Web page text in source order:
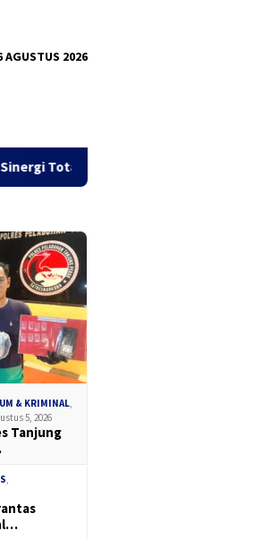
AGUSTUS 2026
Narkoba, Judi Online, dan Pinjol Ilegal
& KRIMINAL
5, 2026
Tanjung